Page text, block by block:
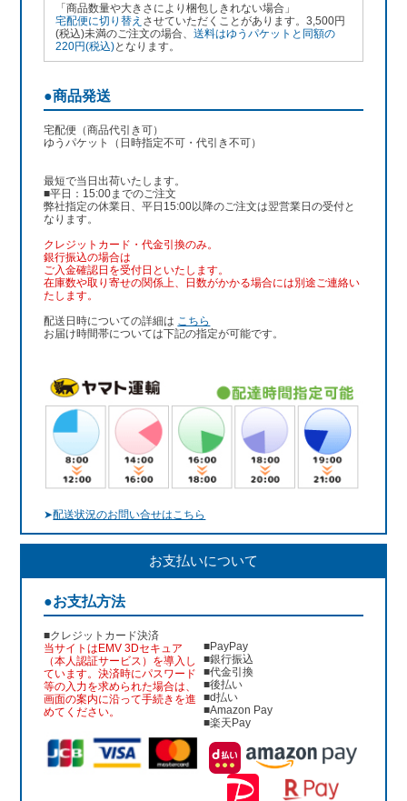
「商品数量や大きさにより梱包しきれない場合」
宅配便に切り替え させていただくことがあります。3,500円
(税込)未満のご注文の場合、送料はゆうパケットと同額の
220円(税込)となります。
●商品発送
宅配便（商品代引き可）
ゆうパケット（日時指定不可・代引き不可）
最短で当日出荷いたします。
■平日：15:00までのご注文
弊社指定の休業日、平日15:00以降のご注文は翌営業日の受付と
なります。
クレジットカード・代金引換のみ。
銀行振込の場合は
ご入金確認日を受付日といたします。
在庫数や取り寄せの関係上、日数がかかる場合には別途ご連絡い
たします。
配送日時についての詳細は こちら
お届け時間帯については下記の指定が可能です。
➤配送状況のお問い合せはこちら
お支払いについて
●お支払方法
■クレジットカード決済
当サイトはEMV 3Dセキュア
（本人認証サービス）を導入し
ています。決済時にパスワード
等の入力を求められた場合は、
画面の案内に沿って手続きを進
めてください。
■PayPay
■銀行振込
■代金引換
■後払い
■d払い
■Amazon Pay
■楽天Pay